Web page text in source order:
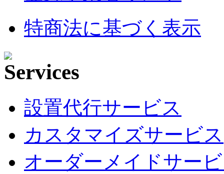
特商法に基づく表示
設置代行サービス
カスタマイズサービス
オーダーメイドサー